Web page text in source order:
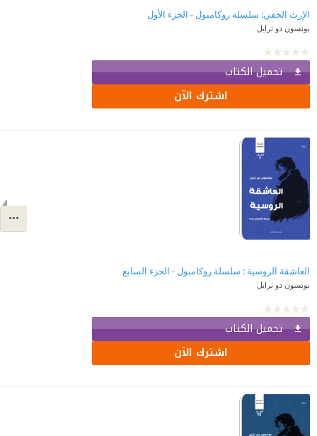
الإرث الخفي: سلسلة روكامبول - الجزء الأول
بونسون دو ترايل
تحميل الكتاب
اشترك الآن
العاشقة الروسية : سلسلة روكامبول - الجزء السابع
بونسون دو ترايل
تحميل الكتاب
اشترك الآن